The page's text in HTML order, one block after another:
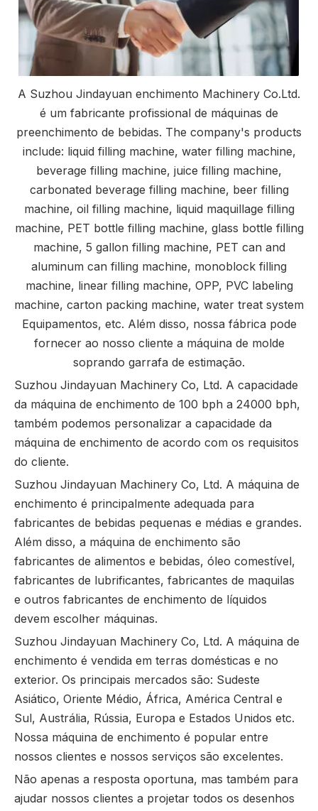
A Suzhou Jindayuan enchimento Machinery Co.Ltd.
é um fabricante profissional de máquinas de
preenchimento de bebidas. The company's products
include: liquid filling machine, water filling machine,
beverage filling machine, juice filling machine,
carbonated beverage filling machine, beer filling
machine, oil filling machine, liquid maquillage filling
machine, PET bottle filling machine, glass bottle filling
machine, 5 gallon filling machine, PET can and
aluminum can filling machine, monoblock filling
machine, linear filling machine, OPP, PVC labeling
machine, carton packing machine, water treat system
Equipamentos, etc. Além disso, nossa fábrica pode
fornecer ao nosso cliente a máquina de molde
soprando garrafa de estimação.
Suzhou Jindayuan Machinery Co, Ltd. A capacidade
da máquina de enchimento de 100 bph a 24000 bph,
também podemos personalizar a capacidade da
máquina de enchimento de acordo com os requisitos
do cliente.
Suzhou Jindayuan Machinery Co, Ltd. A máquina de
enchimento é principalmente adequada para
fabricantes de bebidas pequenas e médias e grandes.
Além disso, a máquina de enchimento são
fabricantes de alimentos e bebidas, óleo comestível,
fabricantes de lubrificantes, fabricantes de maquilas
e outros fabricantes de enchimento de líquidos
devem escolher máquinas.
Suzhou Jindayuan Machinery Co, Ltd. A máquina de
enchimento é vendida em terras domésticas e no
exterior. Os principais mercados são: Sudeste
Asiático, Oriente Médio, África, América Central e
Sul, Austrália, Rússia, Europa e Estados Unidos etc.
Nossa máquina de enchimento é popular entre
nossos clientes e nossos serviços são excelentes.
Não apenas a resposta oportuna, mas também para
ajudar nossos clientes a projetar todos os desenhos